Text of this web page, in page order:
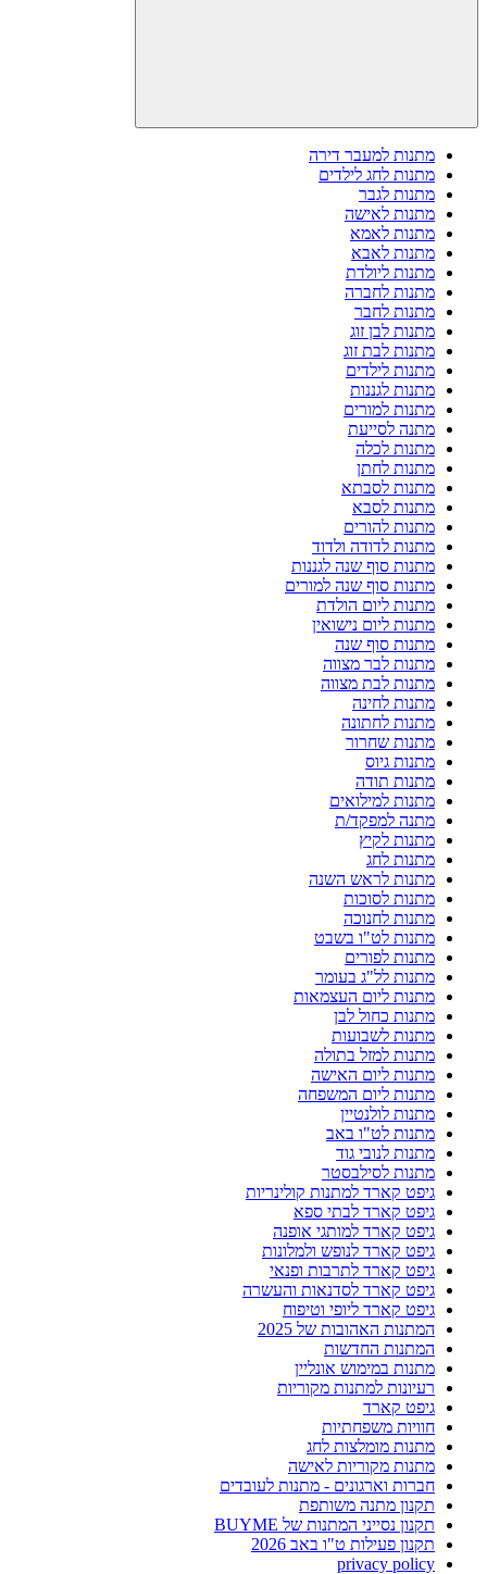
מתנות למעבר דירה
מתנות לחג לילדים
מתנות לגבר
מתנות לאישה
מתנות לאמא
מתנות לאבא
מתנות ליולדת
מתנות לחברה
מתנות לחבר
מתנות לבן זוג
מתנות לבת זוג
מתנות לילדים
מתנות לגננות
מתנות למורים
מתנה לסייעת
מתנות לכלה
מתנות לחתן
מתנות לסבתא
מתנות לסבא
מתנות להורים
מתנות לדודה ולדוד
מתנות סוף שנה לגננות
מתנות סוף שנה למורים
מתנות ליום הולדת
מתנות ליום נישואין
מתנות סוף שנה
מתנות לבר מצווה
מתנות לבת מצווה
מתנות לחינה
מתנות לחתונה
מתנות שחרור
מתנות גיוס
מתנות תודה
מתנות למילואים
מתנה למפקד/ת
מתנות לקיץ
מתנות לחג
מתנות לראש השנה
מתנות לסוכות
מתנות לחנוכה
מתנות לט"ו בשבט
מתנות לפורים
מתנות לל"ג בעומר
מתנות ליום העצמאות
מתנות כחול לבן
מתנות לשבועות
מתנות למזל בתולה
מתנות ליום האישה
מתנות ליום המשפחה
מתנות לולנטיין
מתנות לט"ו באב
מתנות לנובי גוד
מתנות לסילבסטר
גיפט קארד למתנות קולינריות
גיפט קארד לבתי ספא
גיפט קארד למותגי אופנה
גיפט קארד לנופש ולמלונות
גיפט קארד לתרבות ופנאי
גיפט קארד לסדנאות והעשרה
גיפט קארד ליופי וטיפוח
המתנות האהובות של 2025
המתנות החדשות
מתנות במימוש אונליין
רעיונות למתנות מקוריות
גיפט קארד
חוויות משפחתיות
מתנות מומלצות לחג
מתנות מקוריות לאישה
חברות וארגונים - מתנות לעובדים
תקנון מתנה משותפת
תקנון נסייני המתנות של BUYME
תקנון פעילות ט"ו באב 2026
privacy policy